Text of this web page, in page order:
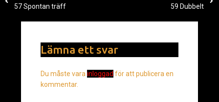
57 Spontan träff
59 Dubbelt
Lämna ett svar
Du måste vara inloggad för att publicera en
kommentar.